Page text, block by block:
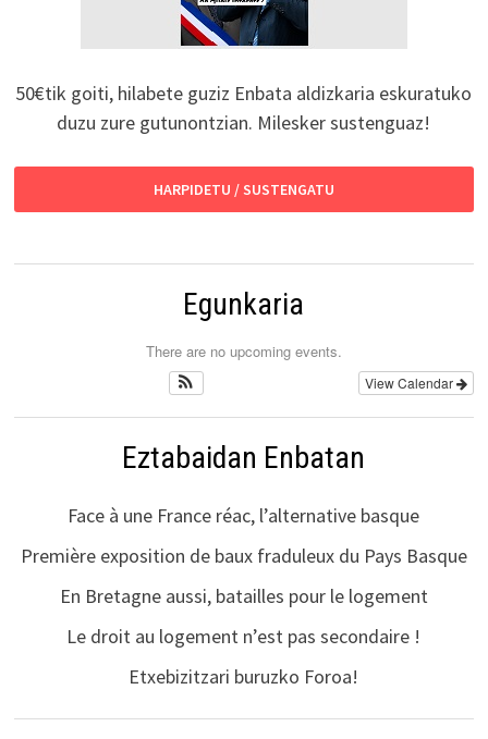
50€tik goiti, hilabete guziz Enbata aldizkaria eskuratuko
duzu zure gutunontzian. Milesker sustenguaz!
HARPIDETU / SUSTENGATU
Egunkaria
There are no upcoming events.
View Calendar
Eztabaidan Enbatan
Face à une France réac, l’alternative basque
Première exposition de baux fraduleux du Pays Basque
En Bretagne aussi, batailles pour le logement
Le droit au logement n’est pas secondaire !
Etxebizitzari buruzko Foroa!